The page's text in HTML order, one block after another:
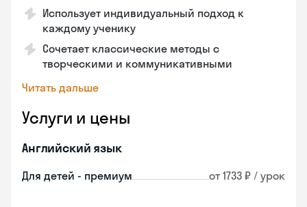
Использует индивидуальный подход к
каждому ученику
Сочетает классические методы с
творческими и коммуникативными
Читать дальше
Услуги и цены
Английский язык
Для детей - премиум от 1733 ₽ / урок